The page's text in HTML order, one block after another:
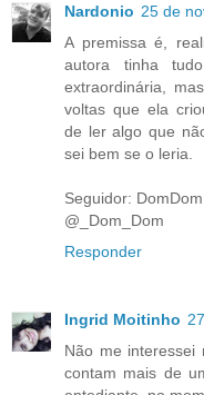
Nardonio 25 de
A premissa é,
autora tinha
extraordinária,
voltas que ela
de ler algo que
sei bem se o leria.
Seguidor:
@_Dom_Dom
Responder
Ingrid Moitinho
Não me interessei
contam mais de